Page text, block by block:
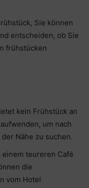
Sie können
entscheiden, ob Sie
frühstücken
kein Frühstück an
um nach
Nähe zu suchen.
teureren Café
die
vom Hotel